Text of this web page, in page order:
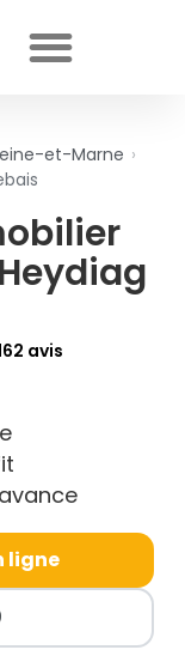
et-Marne ›
avis
ligne